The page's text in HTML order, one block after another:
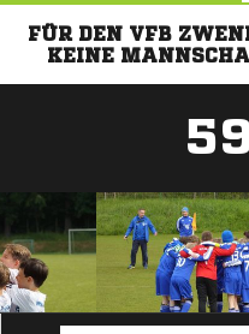
FÜR DEN VFB
KEINE